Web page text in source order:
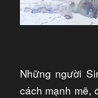
Những người
cách mạnh mẽ,